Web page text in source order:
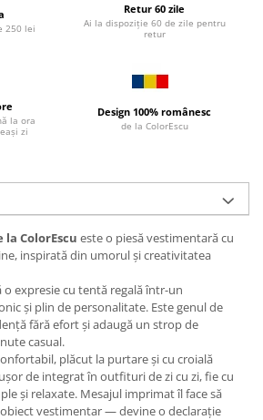
250 lei
Retur 60 zile
Ai la dispoziție 60 de zile pentru
retur
la ora
zi
Design 100% românesc
de la ColorEscu
la ColorEscu este o piesă vestimentară cu
inspirată din umorul și creativitatea
o expresie cu tentă regală într-un
și plin de personalitate. Este genul de
fără efort și adaugă un strop de
casual.
plăcut la purtare și cu croială
de integrat în outfituri de zi cu zi, fie cu
și relaxate. Mesajul imprimat îl face să
vestimentar — devine o declarație